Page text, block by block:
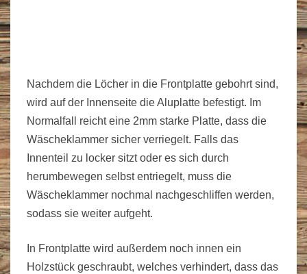
Nachdem die Löcher in die Frontplatte gebohrt sind,
wird auf der Innenseite die Aluplatte befestigt. Im
Normalfall reicht eine 2mm starke Platte, dass die
Wäscheklammer sicher verriegelt. Falls das
Innenteil zu locker sitzt oder es sich durch
herumbewegen selbst entriegelt, muss die
Wäscheklammer nochmal nachgeschliffen werden,
sodass sie weiter aufgeht.
In Frontplatte wird außerdem noch innen ein
Holzstück geschraubt, welches verhindert, dass das